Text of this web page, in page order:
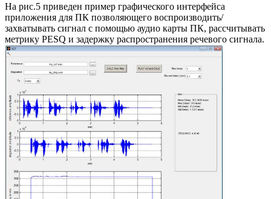
На рис.5 приведен пример графического интерфейса
приложения для ПК позволяющего воспроизводить/
захватывать сигнал с помощью аудио карты ПК, рассчитывать
метрику PESQ и задержку распространения речевого сигнала.